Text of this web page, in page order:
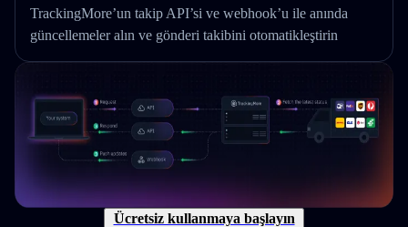
TrackingMore’un takip API’si ve webhook’u ile anında
güncellemeler alın ve gönderi takibini otomatikleştirin
Ücretsiz kullanmaya başlayın